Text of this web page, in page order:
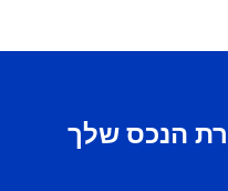
הנכס שלך